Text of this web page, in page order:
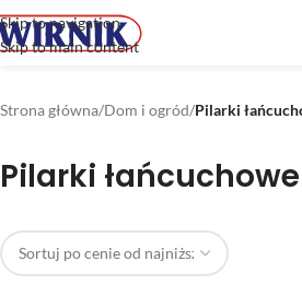
Skip to navigation
Skip to main content
Strona główna/Dom i ogród/Pilarki
Pilarki łańcuchowe